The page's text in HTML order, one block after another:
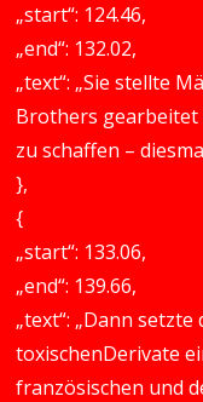
„start“: 124.46,
„end“: 132.02,
„text“: „Sie stellte
Brothers
zu schaffen –
},
{
„start“: 133.06,
„end“: 139.66,
„text“: „Dann
toxischenDerivate
französischen und